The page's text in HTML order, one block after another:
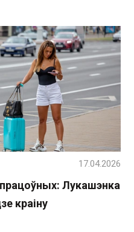
Лукашэнка
краіну
17.04.2026